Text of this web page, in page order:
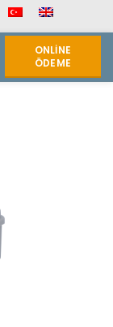
ONLINE
ÖDEME